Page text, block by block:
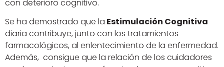
con deterioro cognitivo.
Se ha demostrado que la Estimulación Cognitiva
diaria contribuye, junto con los tratamientos
farmacológicos, al enlentecimiento de la enfermedad.
Además, consigue que la relación de los cuidadores